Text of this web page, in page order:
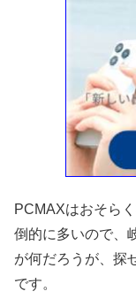
PCMAXはおそら
倒的に多いので、
が何だろうが、探
です。